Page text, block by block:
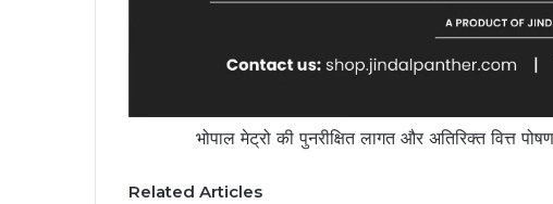
भोपाल मेट्रो की पुनरीक्षित लागत और अतिरिक्त वित्त
Related Articles